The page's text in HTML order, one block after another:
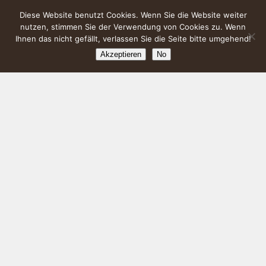
Diese Website benutzt Cookies. Wenn Sie die Website weiter
nutzen, stimmen Sie der Verwendung von Cookies zu. Wenn
Ihnen das nicht gefällt, verlassen Sie die Seite bitte umgehend!
Akzeptieren No